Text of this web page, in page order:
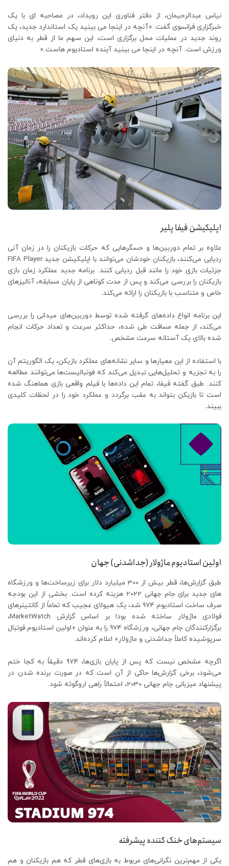
نیاس عبدالرحیمان، از دفتر فناوری این رویداد، در مصاحبه ای با یک
خبرگزاری فرانسوی گفت: «آنچه در اینجا می بینید یک استاندارد جدید، یک
روند جدید در عملیات محل برگزاری است، این سهم ما از قطر به دنیای
ورزش است. آنچه در اینجا می بینید آینده استادیوم هاست.»
اپلیکیشن فیفا پلیر
علاوه بر تمام دوربین‌ها و حسگرهایی که حرکات بازیکنان را در زمان آنی
ردیابی می‌کنند، بازیکنان خودشان می‌توانند با اپلیکیشن جدید FIFA Player
جزئیات بازی خود را مانند قبل ردیابی کنند. برنامه جدید عملکرد زمان بازی
بازیکنان را بررسی می‌کند و پس از مدت کوتاهی از پایان مسابقه، آنالیزهای
خاص و متناسب با بازیکنان را ارائه می‌کند.
این برنامه انواع داده‌های گرفته شده توسط دوربین‌های میدانی را بررسی
می‌کند، از جمله مسافت طی شده، حداکثر سرعت و تعداد حرکات انجام
شده بالای یک آستانه سرعت مشخص.
با استفاده از این معیارها و سایر نشانه‌های عملکرد بازیکن، یک الگوریتم آن
را به تجزیه و تحلیل‌هایی تبدیل می‌کند که فوتبالیست‌ها می‌توانند مطالعه
کنند. طبق گفته فیفا، تمام این داده‌ها با فیلم واقعی بازی هماهنگ شده
است تا بازیکن بتواند به عقب برگردد و عملکرد خود را در لحظات کلیدی
ببیند.
اولین استادیوم ماژولار (جداشدنی) جهان
طبق گزارش‌ها، قطر بیش از 300 میلیارد دلار برای زیرساخت‌ها و ورزشگاه
های جدید برای جام جهانی 2022 هزینه کرده است. بخشی از این بودجه
صرف ساخت استادیوم 974 شد، یک هیولای عجیب که تماماً از کانتینرهای
فولادی ماژولار ساخته شده بود! بر اساس گزارش MarketWatch،
برگزارکنندگان جام جهانی، ورزشگاه 974 را به عنوان «اولین استادیوم فوتبال
سرپوشیده کاملاً جداشدنی و ماژولار» اعلام کرده‌اند.
اگرچه مشخص نیست که پس از پایان بازی‌ها، 974 دقیقاً به کجا ختم
می‌شود، برخی گزارش‌ها حاکی از آن است که در صورت برنده شدن در
پیشنهاد میزبانی جام جهانی 2030، احتمالاً راهی اروگوئه شود.
سیستم‌های خنک کننده پیشرفته
یکی از مهم‌ترین نگرانی‌های مربوط به بازی‌های قطر که هم بازیکنان و هم